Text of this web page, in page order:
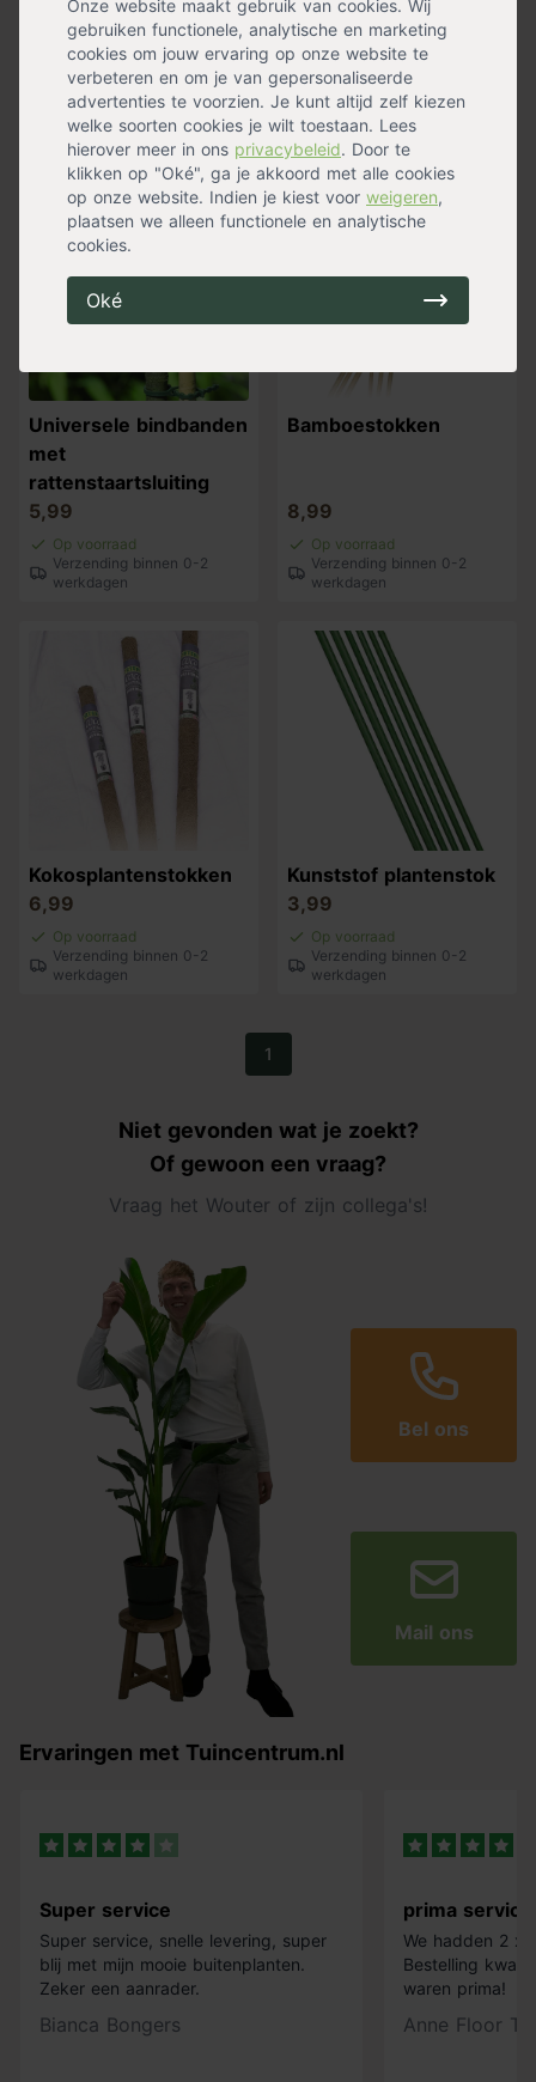
Onze website maakt gebruik van cookies. Wij
gebruiken functionele, analytische en marketing
cookies om jouw ervaring op onze website te
verbeteren en om je van gepersonaliseerde
advertenties te voorzien. Je kunt altijd zelf kiezen
welke soorten cookies je wilt toestaan. Lees
hierover meer in ons privacybeleid. Door te
klikken op "Oké", ga je akkoord met alle cookies
op onze website. Indien je kiest voor weigeren,
plaatsen we alleen functionele en analytische
cookies.
Oké
geplastificeerd
6,99
Op voorraad
Verzending binnen 0-2
werkdagen
geplastificeerd
9,99
Op voorraad
Verzending binnen 0-2
werkdagen
Universele bindbanden
met
rattenstaartsluiting
5,99
Op voorraad
Verzending binnen 0-2
werkdagen
Bamboestokken
8,99
Op voorraad
Verzending binnen 0-2
werkdagen
Kokosplantenstokken
6,99
Op voorraad
Verzending binnen 0-2
werkdagen
Kunststof plantenstok
3,99
Op voorraad
Verzending binnen 0-2
werkdagen
1
Niet gevonden wat je zoekt?
Of gewoon een vraag?
Vraag het Wouter of zijn collega's!
Bel ons
Mail ons
Ervaringen met Tuincentrum.nl
Super service
Super service, snelle levering, super
blij met mijn mooie buitenplanten.
Zeker een aanrader.
Bianca Bongers
prima service
We hadden 2 x
Bestelling
waren prima!
Anne Floor